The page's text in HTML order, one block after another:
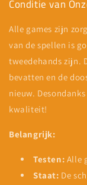
Conditie van
Alle games zijn
van de spellen is
tweedehands zijn.
bevatten en de
nieuw.
kwaliteit!
Belangrijk:
Testen: Alle
Staat: De